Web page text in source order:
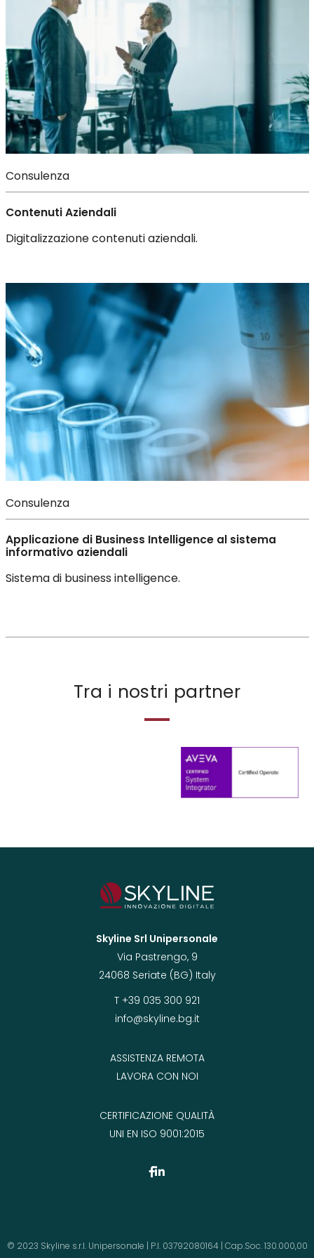
Consulenza
Contenuti Aziendali
Digitalizzazione contenuti aziendali.
Consulenza
Applicazione di Business Intelligence al sistema
informativo aziendali
Sistema di business intelligence.
Tra i nostri partner
Skyline Srl Unipersonale
Via Pastrengo, 9
24068 Seriate (BG) Italy
T +39 035 300 921
info@skyline.bg.it
ASSISTENZA REMOTA
LAVORA CON NOI
CERTIFICAZIONE QUALITÀ
UNI EN ISO 9001:2015
© 2023 Skyline s.r.l. Unipersonale | P.I. 03792080164 | Cap.Soc. 130.000,00